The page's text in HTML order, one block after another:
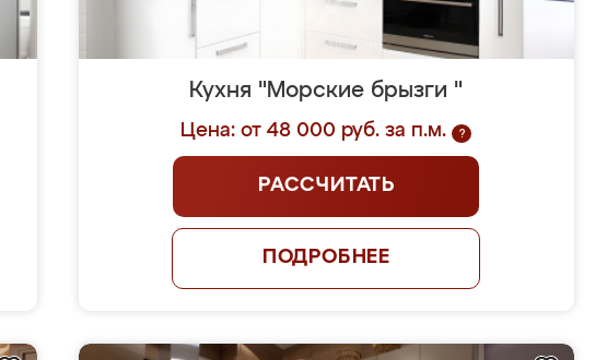
Кухня "Морские брызги "
Цена: от 48 000 руб. за п.м. ?
РАССЧИТАТЬ
ПОДРОБНЕЕ